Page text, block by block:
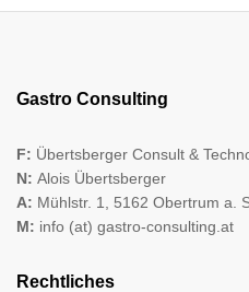
Gastro Consulting
F: Übertsberger Consult &
N: Alois Übertsberger
A: Mühlstr. 1, 5162 Obertrum a.
M: info (at) gastro-consulting.at
Rechtliches